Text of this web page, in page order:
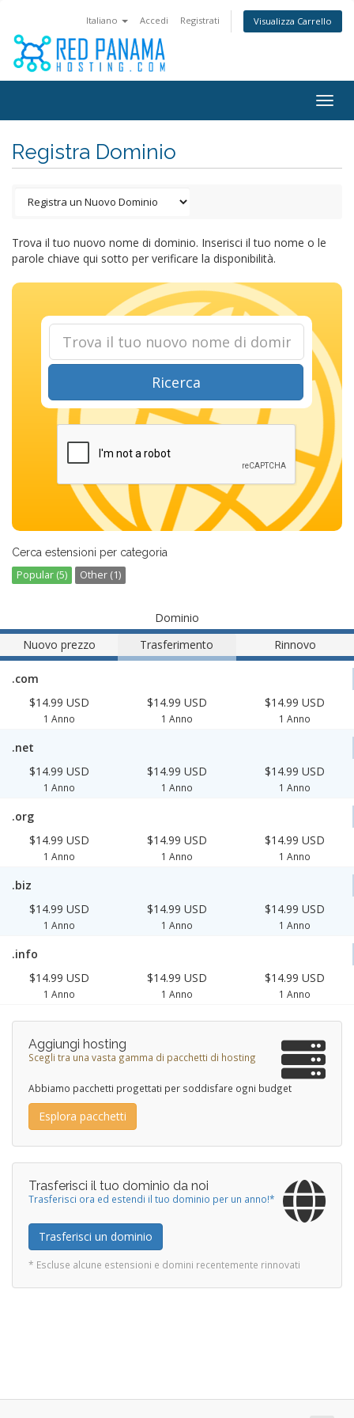
Italiano Accedi Registrati Visualizza Carrello
Registra Dominio
Trova il tuo nuovo nome di dominio. Inserisci il tuo nome o le
parole chiave qui sotto per verificare la disponibilità.
Ricerca
Cerca estensioni per categoria
Popular (5) Other (1)
Dominio
Nuovo prezzo
Trasferimento Rinnovo
.com
$14.99 USD
1 Anno
$14.99 USD
1 Anno
$14.99 USD
1 Anno
.net
$14.99 USD
1 Anno
$14.99 USD
1 Anno
$14.99 USD
1 Anno
.org
$14.99 USD
1 Anno
$14.99 USD
1 Anno
$14.99 USD
1 Anno
.biz
$14.99 USD
1 Anno
$14.99 USD
1 Anno
$14.99 USD
1 Anno
.info
$14.99 USD
1 Anno
$14.99 USD
1 Anno
$14.99 USD
1 Anno
Aggiungi hosting
Scegli tra una vasta gamma di pacchetti di hosting
Abbiamo pacchetti progettati per soddisfare ogni budget
Esplora pacchetti
Trasferisci il tuo dominio da noi
Trasferisci ora ed estendi il tuo dominio per un anno!*
Trasferisci un dominio
* Escluse alcune estensioni e domini recentemente rinnovati